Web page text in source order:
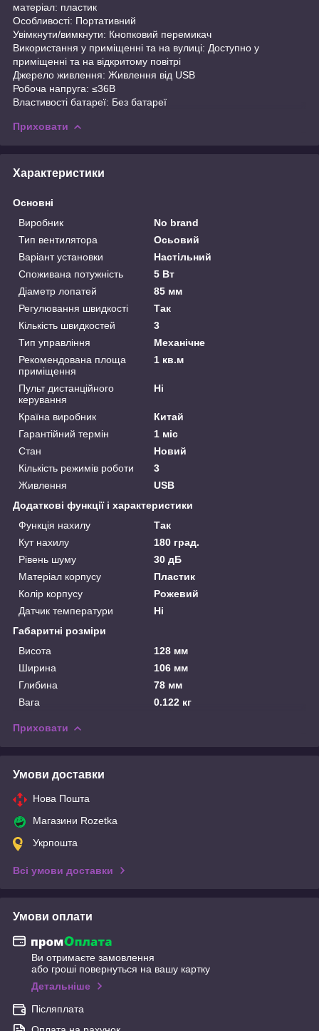
матеріал: пластик
Особливості: Портативний
Увімкнути/вимкнути: Кнопковий перемикач
Використання у приміщенні та на вулиці: Доступно у
приміщенні та на відкритому повітрі
Джерело живлення: Живлення від USB
Робоча напруга: ≤36В
Властивості батареї: Без батареї
Приховати
Характеристики
Основні
Виробник
No brand
Тип вентилятора
Осьовий
Варіант установки
Настільний
Споживана потужність
5 Вт
Діаметр лопатей
85 мм
Регулювання швидкості
Так
Кількість швидкостей
3
Тип управління
Механічне
Рекомендована площа
приміщення
1 кв.м
Пульт дистанційного
керування
Ні
Країна виробник
Китай
Гарантійний термін
1 міс
Стан
Новий
Кількість режимів роботи
3
Живлення
USB
Додаткові функції і характеристики
Функція нахилу
Так
Кут нахилу
180 град.
Рівень шуму
30 дБ
Матеріал корпусу
Пластик
Колір корпусу
Рожевий
Датчик температури
Ні
Габаритні розміри
Висота
128 мм
Ширина
106 мм
Глибина
78 мм
Вага
0.122 кг
Приховати
Умови доставки
Нова Пошта
Магазини Rozetka
Укрпошта
Всі умови доставки
Умови оплати
Ви отримаєте замовлення
або гроші повернуться на вашу картку
Детальніше
Післяплата